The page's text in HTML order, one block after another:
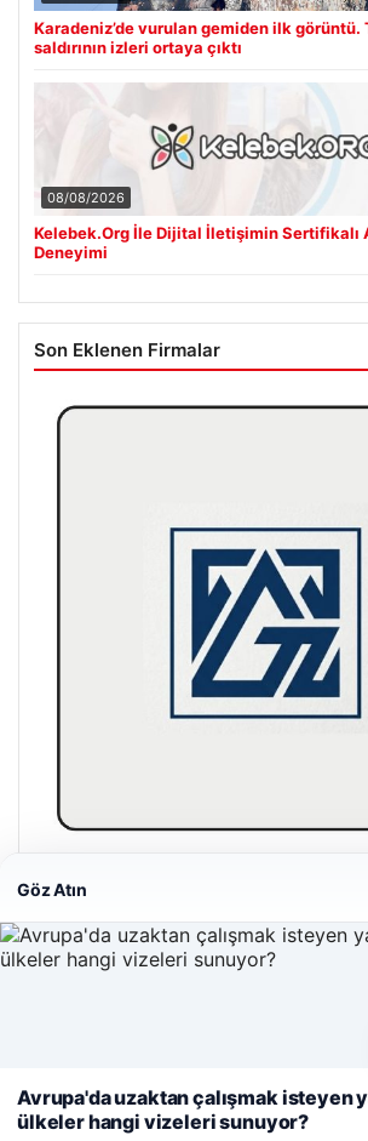
Karadeniz’de vurulan gemiden ilk görüntü.
saldırının izleri ortaya çıktı
08/08/2026
Kelebek.Org İle Dijital İletişimin Sertifikalı
Deneyimi
Son Eklenen Firmalar
Girne Night Club
© 2026 Gezegen Haber – Güncel Haberler
Web sitemizi nasıl kullandığınızı daha iyi
kullanıyoruz.Çerez Politikamız
Göz Atın
Avrupa'da uzaktan çalışmak isteyen
ülkeler hangi vizeleri sunuyor?